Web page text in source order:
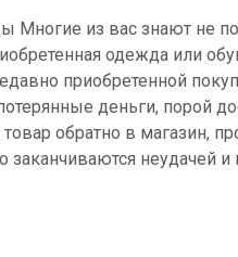
Многие из вас знают не
одежда или
приобретенной
деньги, порой
обратно в магазин,
заканчиваются неудачей